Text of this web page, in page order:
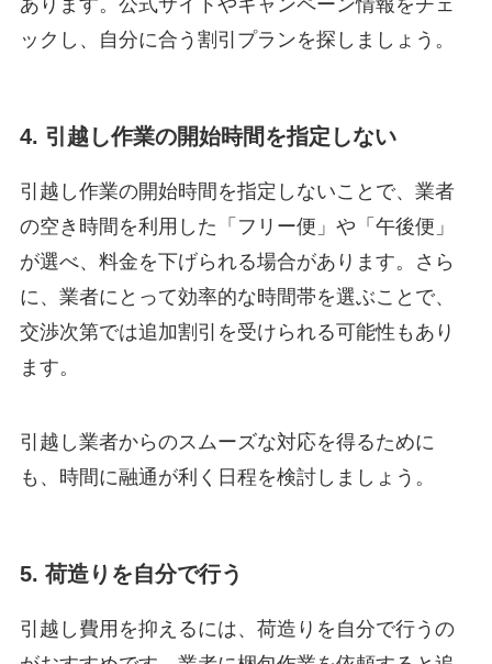
あります。公式サイトやキャンペーン情報をチェ
ックし、自分に合う割引プランを探しましょう。
4. 引越し作業の開始時間を指定しない
引越し作業の開始時間を指定しないことで、業者
の空き時間を利用した「フリー便」や「午後便」
が選べ、料金を下げられる場合があります。さら
に、業者にとって効率的な時間帯を選ぶことで、
交渉次第では追加割引を受けられる可能性もあり
ます。
引越し業者からのスムーズな対応を得るために
も、時間に融通が利く日程を検討しましょう。
5. 荷造りを自分で行う
引越し費用を抑えるには、荷造りを自分で行うの